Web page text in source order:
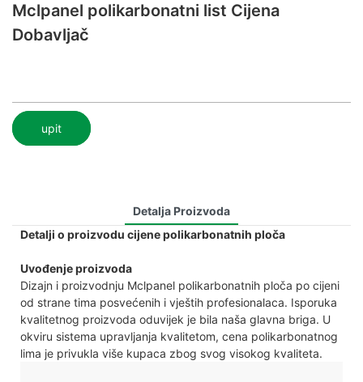
Mclpanel polikarbonatni list Cijena
Dobavljač
upit
Detalja Proizvoda
Detalji o proizvodu cijene polikarbonatnih ploča
Uvođenje proizvoda
Dizajn i proizvodnju Mclpanel polikarbonatnih ploča po cijeni
od strane tima posvećenih i vještih profesionalaca. Isporuka
kvalitetnog proizvoda oduvijek je bila naša glavna briga. U
okviru sistema upravljanja kvalitetom, cena polikarbonatnog
lima je privukla više kupaca zbog svog visokog kvaliteta.